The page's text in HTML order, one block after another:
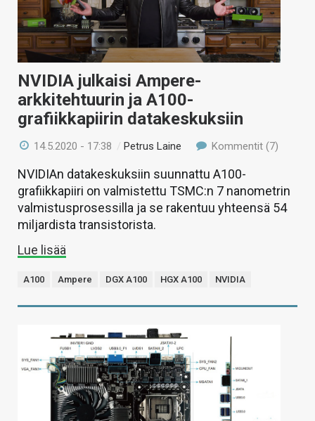
NVIDIA julkaisi Ampere-
arkkitehtuurin ja A100-
grafiikkapiirin datakeskuksiin
14.5.2020 - 17:38 /Petrus Laine Kommentit (7)
NVIDIAn datakeskuksiin suunnattu A100-
grafiikkapiiri on valmistettu TSMC:n 7 nanometrin
valmistusprosessilla ja se rakentuu yhteensä 54
miljardista transistorista.
Lue lisää
A100 Ampere DGX A100 HGX A100 NVIDIA